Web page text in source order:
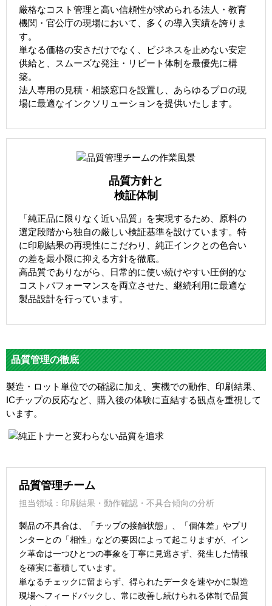
厳格なコスト管理と高い信頼性が求められる法人・教育
機関・官公庁の現場において、多くの導入実績を誇りま
す。
単なる価格の安さだけでなく、ビジネスを止めない安定
供給と、スムーズな発注・リピート体制を最優先に構
築。
法人専用の見積・相談窓口を設置し、あらゆるプロの現
場に最適なインクソリューションを提供いたします。
品質方針と
検証体制
「純正品に限りなく近い品質」を実現するため、原料の
選定段階から独自の厳しい検証基準を設けています。特
に印刷結果の再現性にこだわり、純正インクとの色合い
の差を最小限に抑える方針を徹底。
高品質でありながら、日常的に使い続けやすい圧倒的な
コストパフォーマンスを両立させた、継続利用に最適な
製品設計を行っています。
品質管理の徹底
製造・ロット単位での確認に加え、実機での動作、印刷結果、
ICチップの反応など、購入後の体験に直結する観点を重視して
います。
品質管理チーム
担当領域：印刷結果・動作確認・不具合傾向の分析
製品の不具合は、「チップの接触状態」、「個体差」やプリ
ンターとの「相性」などの要因によって起こりますが、イン
ク革命は一つひとつの事象を丁寧に見逃さず、発生した情報
を確実に蓄積しています。
単なるチェックに留まらず、得られたデータを速やかに製造
現場へフィードバックし、常に改善し続けられる体制で品質